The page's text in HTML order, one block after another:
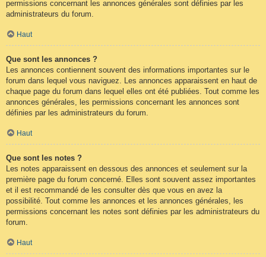
permissions concernant les annonces générales sont définies par les
administrateurs du forum.
Haut
Que sont les annonces ?
Les annonces contiennent souvent des informations importantes sur le
forum dans lequel vous naviguez. Les annonces apparaissent en haut de
chaque page du forum dans lequel elles ont été publiées. Tout comme les
annonces générales, les permissions concernant les annonces sont
définies par les administrateurs du forum.
Haut
Que sont les notes ?
Les notes apparaissent en dessous des annonces et seulement sur la
première page du forum concerné. Elles sont souvent assez importantes
et il est recommandé de les consulter dès que vous en avez la
possibilité. Tout comme les annonces et les annonces générales, les
permissions concernant les notes sont définies par les administrateurs du
forum.
Haut